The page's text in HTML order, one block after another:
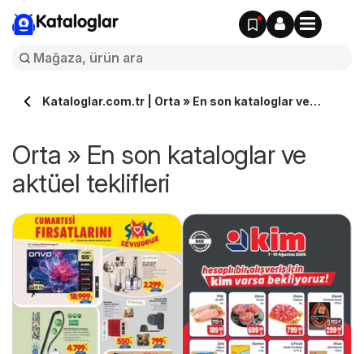
Kataloglar
Kataloglar.com.tr | Orta » En son kataloglar ve
Orta » En son kataloglar ve
aktüel teklifleri